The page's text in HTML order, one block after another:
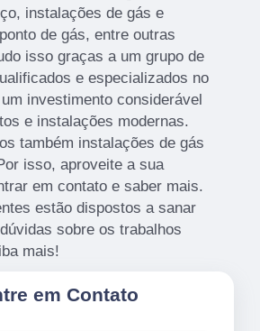
instalações de gás e
de gás, entre outras
isso graças a um grupo de
e especializados no
investimento considerável
e instalações modernas.
também instalações de gás
isso, aproveite a sua
em contato e saber mais.
estão dispostos a sanar
sobre os trabalhos
mais!
em Contato